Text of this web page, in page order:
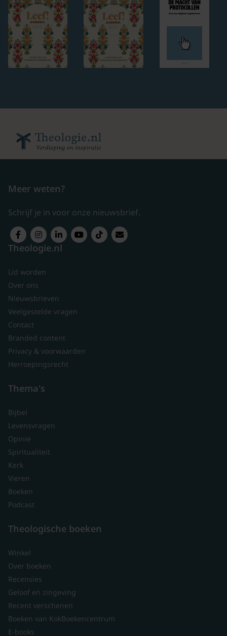
Meer weten?
Schrijf je in voor onze nieuwsbrief.
Theologie.nl
Lid worden
Over ons
Nieuwsbrieven
Veelgestelde vragen
Contact
Branded content
Privacy & voorwaarden
Herroepingsrecht
Thema's
Bijbel
Levensvragen
Opinie
Spiritualiteit
Kerk
Vieren
Boeken
Podcast
Theologische boeken
Winkel
Over boeken
Recensies
Geloof en zingeving
Recent verschenen
Boeken van KokBoekencentrum
E-books